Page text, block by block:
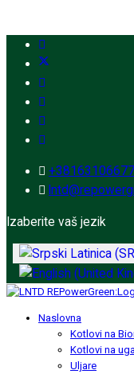
Izaberite vaš jezik
Naslovna
Kotlovi na
Kotlovi na
Uljare